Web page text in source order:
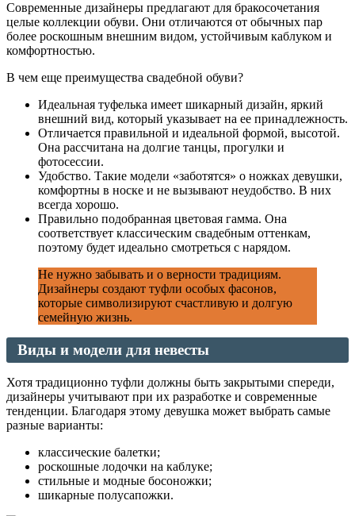
Современные дизайнеры предлагают для бракосочетания
целые коллекции обуви. Они отличаются от обычных пар
более роскошным внешним видом, устойчивым каблуком и
комфортностью.
В чем еще преимущества свадебной обуви?
Идеальная туфелька имеет шикарный дизайн, яркий
внешний вид, который указывает на ее принадлежность.
Отличается правильной и идеальной формой, высотой.
Она рассчитана на долгие танцы, прогулки и
фотосессии.
Удобство. Такие модели «заботятся» о ножках девушки,
комфортны в носке и не вызывают неудобство. В них
всегда хорошо.
Правильно подобранная цветовая гамма. Она
соответствует классическим свадебным оттенкам,
поэтому будет идеально смотреться с нарядом.
Не нужно забывать и о верности традициям.
Дизайнеры создают туфли особых фасонов,
которые символизируют счастливую и долгую
семейную жизнь.
Виды и модели для невесты
Хотя традиционно туфли должны быть закрытыми спереди,
дизайнеры учитывают при их разработке и современные
тенденции. Благодаря этому девушка может выбрать самые
разные варианты:
классические балетки;
роскошные лодочки на каблуке;
стильные и модные босоножки;
шикарные полусапожки.